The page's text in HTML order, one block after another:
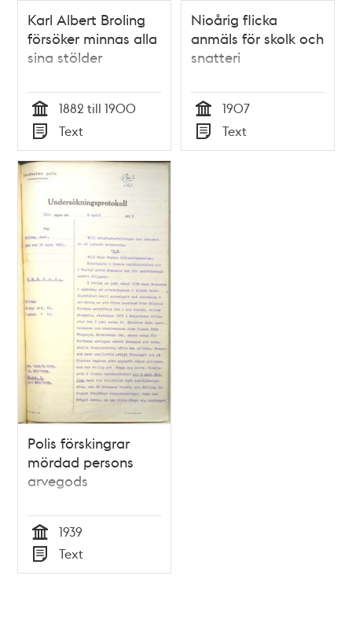
Karl Albert Broling
försöker minnas alla
sina stölder
Tid
1882 till 1900
Typ
Text
Nioårig flicka
anmäls för skolk och
snatteri
Tid
1907
Typ
Text
Polis förskingrar
mördad persons
arvegods
Tid
1939
Typ
Text